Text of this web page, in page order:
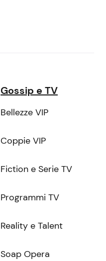
Gossip e TV
Bellezze VIP
Coppie VIP
Fiction e Serie TV
Programmi TV
Reality e Talent
Soap Opera